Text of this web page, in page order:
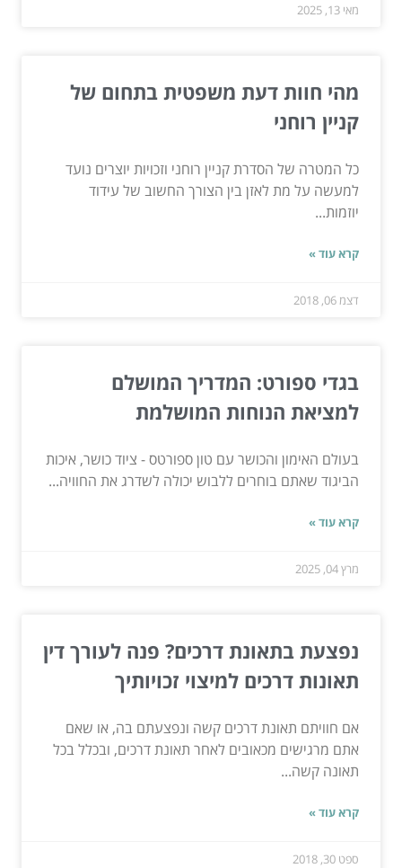
מאי 13, 2025
מהי חוות דעת משפטית בתחום של
קניין רוחני
כל המטרה של הסדרת קניין רוחני וזכויות יוצרים נועד
למעשה על מת לאזן בין הצורך החשוב של עידוד
יוזמות...
קרא עוד »
דצמ 06, 2018
בגדי ספורט: המדריך המושלם
למציאת הנוחות המושלמת
בעולם האימון והכושר עם טון ספורטס - ציוד כושר, איכות
הביגוד שאתם בוחרים ללבוש יכולה לשדרג את החוויה...
קרא עוד »
מרץ 04, 2025
נפצעת בתאונת דרכים? פנה לעורך דין
תאונות דרכים למיצוי זכויותיך
אם חוויתם תאונת דרכים קשה ונפצעתם בה, או שאם
אתם מרגישים מכאובים לאחר תאונת דרכים, ובכלל בכל
תאונה קשה...
קרא עוד »
ספט 30, 2018